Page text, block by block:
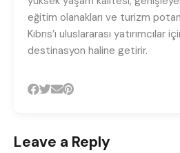
eğitim olanakları ve turizm
Kıbrıs’ı uluslararası yatırımcılar
destinasyon haline getirir.
Leave a Reply